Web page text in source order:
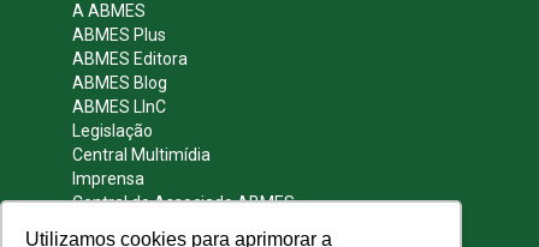
Utilizamos cookies para aprimorar a
A ABMES
ABMES Plus
ABMES Editora
ABMES Blog
ABMES LInC
Legislação
Central Multimídia
Imprensa
Central do Associado ABMES